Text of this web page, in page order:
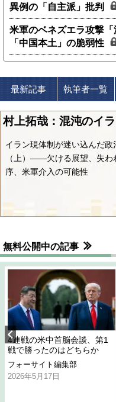
異例の「自主派」批判
米軍のベネズエラ攻撃
「中国本土」の脆弱性
最新記事 執筆者一覧
村上拓哉：混沌のイ
イラン現体制が迷い込んだ政
（上）――欠ける展望、失わ
序、米軍介入の可能性
無料公開中の記事
4連戦の米中首脳会談、第1
戦で勝ったのはどちらか
フォーサイト編集部
2026年5月17日